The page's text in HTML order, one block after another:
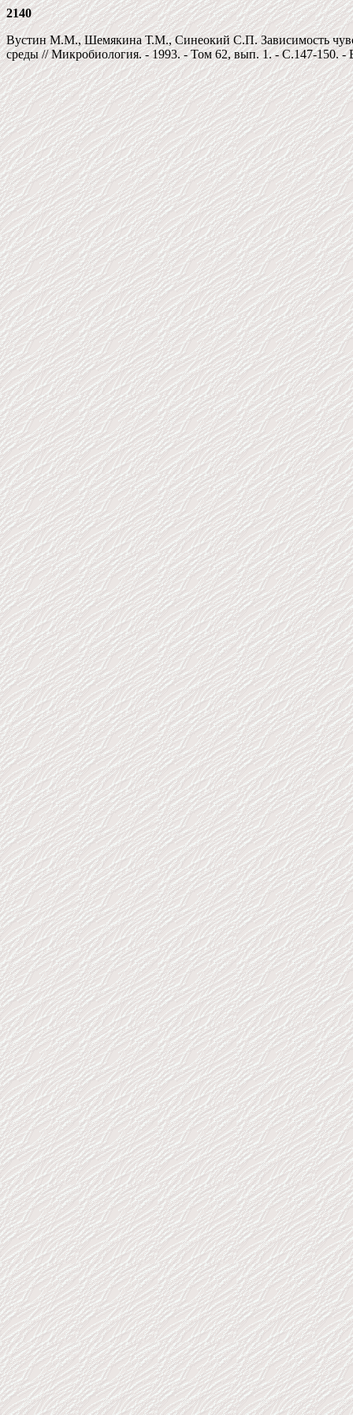
2140
Вустин М.М., Шемякина Т.М., Синеокий С.П. Зависимость
среды // Микробиология. - 1993. - Том 62, вып. 1. - C.147-150. -